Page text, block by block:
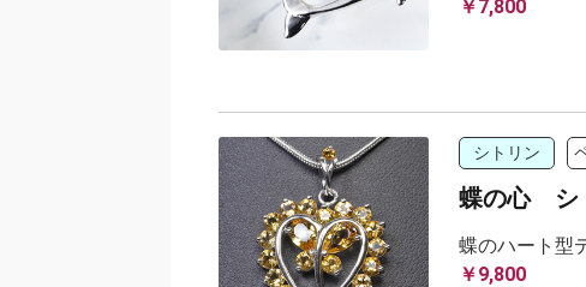
￥7,800
シトリン
蝶の心 シ
蝶のハート型
￥9,800